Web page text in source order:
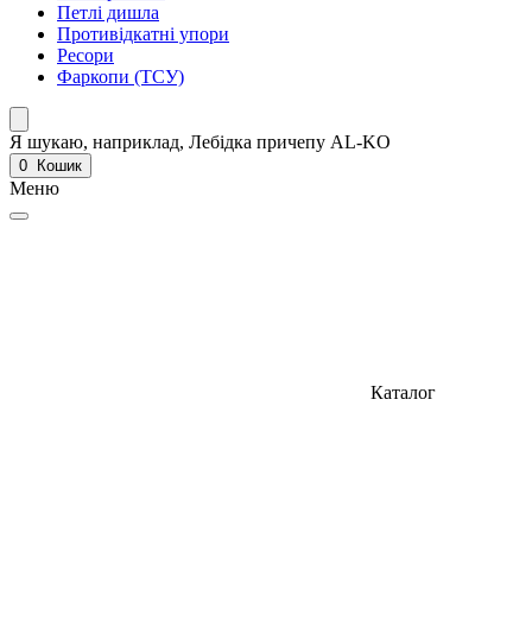
Петлі дишла
Противідкатні упори
Ресори
Фаркопи (ТСУ)
Я шукаю, наприклад, Лебідка причепу AL-KO
0 Кошик
Меню
Каталог